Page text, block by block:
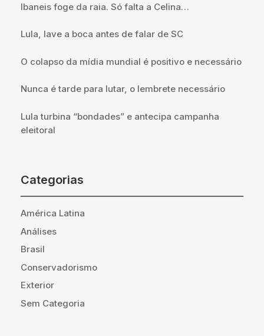
Ibaneis foge da raia. Só falta a Celina…
Lula, lave a boca antes de falar de SC
O colapso da mídia mundial é positivo e necessário
Nunca é tarde para lutar, o lembrete necessário
Lula turbina “bondades” e antecipa campanha
eleitoral
Categorias
América Latina
Análises
Brasil
Conservadorismo
Exterior
Sem Categoria